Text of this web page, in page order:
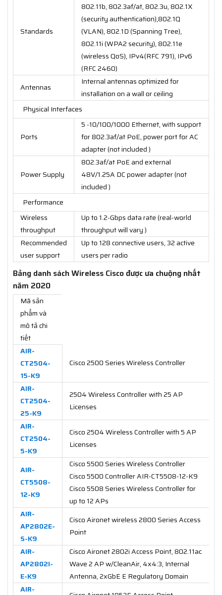
Standards
802.11b, 802.3af/at, 802.3u, 802.1X
(security authentication),802.1Q
(VLAN), 802.1D (Spanning Tree),
802.11i (WPA2 security), 802.11e
(wireless QoS), IPv4(RFC 791), IPv6
(RFC 2460)
Antennas
Internal antennas optimized for
installation on a wall or ceiling
Physical Interfaces
Ports
5 -10/100/1000 Ethernet, with support
for 802.3af/at PoE, power port for AC
adapter (not included )
Power Supply
802.3af/at PoE and external
48V/1.25A DC power adapter (not
included )
Performance
Wireless
throughput
Up to 1.2-Gbps data rate (real-world
throughput will vary )
Recommended
user support
Up to 128 connective users, 32 active
users per radio
Bảng danh sách Wireless Cisco được ưa chuộng nhất
năm 2020
Mã sản
phẩm và
mô tả chi
tiết
AIR-
CT2504-
15-K9
Cisco 2500 Series Wireless Controller
AIR-
CT2504-
25-K9
2504 Wireless Controller with 25 AP
Licenses
AIR-
CT2504-
5-K9
Cisco 2504 Wireless Controller with 5 AP
Licenses
AIR-
CT5508-
12-K9
Cisco 5500 Series Wireless Controller
Cisco 5500 Controller AIR-CT5508-12-K9
Cisco 5508 Series Wireless Controller for
up to 12 APs
AIR-
AP2802E-
S-K9
Cisco Aironet wireless 2800 Series Access
Point
AIR-
AP2802I-
E-K9
Cisco Aironet 2802i Access Point, 802.11ac
Wave 2 AP w/CleanAir, 4x4:3, Internal
Antenna, 2xGbE E Regulatory Domain
AIR-